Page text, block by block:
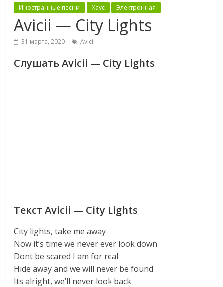
Иностранные песни Хаус Электронная
Avicii — City Lights
31 марта, 2020 Avicii
Слушать Avicii — City Lights
Текст Avicii — City Lights
City lights, take me away
Now it’s time we never ever look down
Dont be scared I am for real
Hide away and we will never be found
Its alright, we’ll never look back